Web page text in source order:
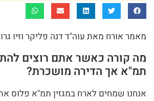
מאמר אורח מאת עוה"ד דנה פליקר וזיו
מה קורה כאשר אתם רוצים
תמ"א אך הדירה מושכרת?
אנחנו שמחים לארח במגזין תמ"א פלוס את